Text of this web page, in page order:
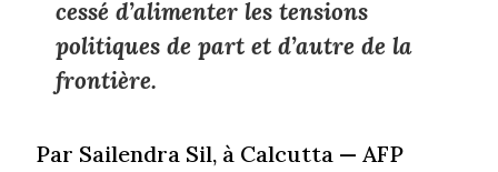
cessé d’alimenter les tensions
politiques de part et d’autre de la
frontière.
Par Sailendra Sil, à Calcutta — AFP